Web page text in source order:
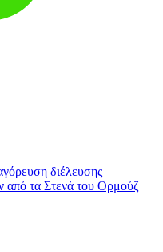
διέλευσης
από τα Στενά του Ορμούζ